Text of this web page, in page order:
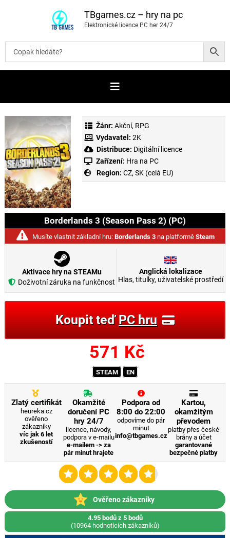
t
b
TBgames.cz – hry na pc
Elektronické licence PC her 24/7
Žánr: Akční, RPG
Vydavatel: 2K
Distribuce: Digitální licence
Zařízení: Hra na PC
Region: CZ, SK (celá EU)
Borderlands 3 (Season Pass 2) (PC)
Musíte vlastnit základní hru: Borderlands 3 na platformě Steam
Aktivace hry na STEAMu
Doživotní záruka na funkčnost
Anglická lokalizace
Hlas, titulky, uživatelské prostředí
Koupit teďPC hru
571 Kč
STEAM EN
Zlatý certifikát
heureka.cz
ověřeno
zákazníky
víc jak 6 let
zkušeností
Okamžité
doručení PC
hry 24/7
licence, návody,
podpora v e-mailu
e-mailem -> za
pár minut hrajete
Podpora od
8:00 do 22:00
odpovíme do pár
minut
info@tbgames.cz
Kartou,
okamžitým
převodem
platby přes české
brány a účet
garantované
bezpečné platby
Ověřeno zákazníky
4.95 bodů z 5 bodů
(10964 hodnotících zákazníků)